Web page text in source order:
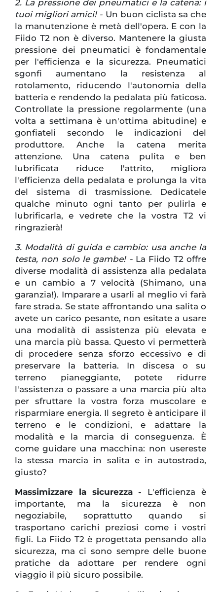
2. La pressione dei pneumatici e la catena: i
tuoi migliori amici! - Un buon ciclista sa che
la manutenzione è metà dell'opera. E con la
Fiido T2 non è diverso. Mantenere la giusta
pressione dei pneumatici è fondamentale
per l'efficienza e la sicurezza. Pneumatici
sgonfi aumentano la resistenza al
rotolamento, riducendo l'autonomia della
batteria e rendendo la pedalata più faticosa.
Controllate la pressione regolarmente (una
volta a settimana è un'ottima abitudine) e
gonfiateli secondo le indicazioni del
produttore. Anche la catena merita
attenzione. Una catena pulita e ben
lubrificata riduce l'attrito, migliora
l'efficienza della pedalata e prolunga la vita
del sistema di trasmissione. Dedicatele
qualche minuto ogni tanto per pulirla e
lubrificarla, e vedrete che la vostra T2 vi
ringrazierà!
3. Modalità di guida e cambio: usa anche la
testa, non solo le gambe! - La Fiido T2 offre
diverse modalità di assistenza alla pedalata
e un cambio a 7 velocità (Shimano, una
garanzia!). Imparare a usarli al meglio vi farà
fare strada. Se state affrontando una salita o
avete un carico pesante, non esitate a usare
una modalità di assistenza più elevata e
una marcia più bassa. Questo vi permetterà
di procedere senza sforzo eccessivo e di
preservare la batteria. In discesa o su
terreno pianeggiante, potete ridurre
l'assistenza o passare a una marcia più alta
per sfruttare la vostra forza muscolare e
risparmiare energia. Il segreto è anticipare il
terreno e le condizioni, e adattare la
modalità e la marcia di conseguenza. È
come guidare una macchina: non usereste
la stessa marcia in salita e in autostrada,
giusto?
Massimizzare la sicurezza - L'efficienza è
importante, ma la sicurezza è non
negoziabile, soprattutto quando si
trasportano carichi preziosi come i vostri
figli. La Fiido T2 è progettata pensando alla
sicurezza, ma ci sono sempre delle buone
pratiche da adottare per rendere ogni
viaggio il più sicuro possibile.